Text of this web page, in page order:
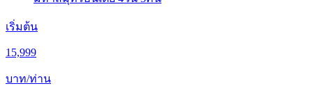
เริ่มต้น
15,999
บาท/ท่าน